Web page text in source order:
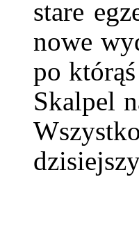
stare
nowe
po
Skalpel